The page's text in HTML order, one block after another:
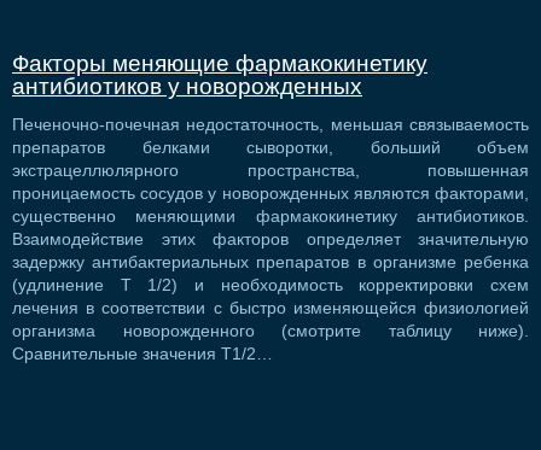
Факторы меняющие фармакокинетику
антибиотиков у новорожденных
Печеночно-почечная недостаточность, меньшая связываемость
препаратов белками сыворотки, больший объем
экстрацеллюлярного пространства, повышенная
проницаемость сосудов у новорожденных являются факторами,
существенно меняющими фармакокинетику антибиотиков.
Взаимодействие этих факторов определяет значительную
задержку антибактериальных препаратов в организме ребенка
(удлинение Т 1/2) и необходимость корректировки схем
лечения в соответствии с быстро изменяющейся физиологией
организма новорожденного (смотрите таблицу ниже).
Сравнительные значения T1/2…